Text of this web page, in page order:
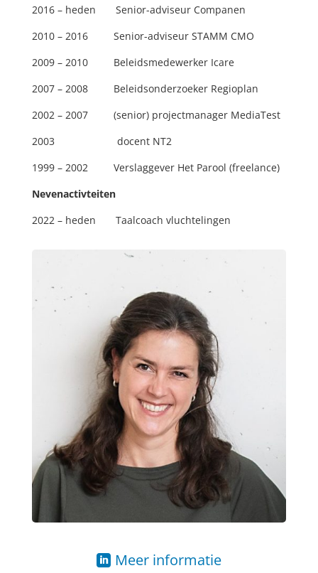
2016 – heden Senior-adviseur Companen
2010 – 2016 Senior-adviseur STAMM CMO
2009 – 2010 Beleidsmedewerker Icare
2007 – 2008 Beleidsonderzoeker Regioplan
2002 – 2007 (senior) projectmanager MediaTest
2003 docent NT2
1999 – 2002 Verslaggever Het Parool (freelance)
Nevenactivteiten
2022 – heden Taalcoach vluchtelingen
Meer informatie